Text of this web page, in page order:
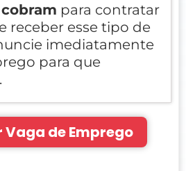
para contratar
receber esse tipo de
imediatamente
para que
Vaga de Emprego